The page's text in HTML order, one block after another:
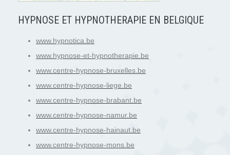
HYPNOSE ET HYPNOTHERAPIE EN BELGIQUE
www.hypnotica.be
www.hypnose-et-hypnotherapie.be
www.centre-hypnose-bruxelles.be
www.centre-hypnose-liege.be
www.centre-hypnose-brabant.be
www.centre-hypnose-namur.be
www.centre-hypnose-hainaut.be
www.centre-hypnose-mons.be